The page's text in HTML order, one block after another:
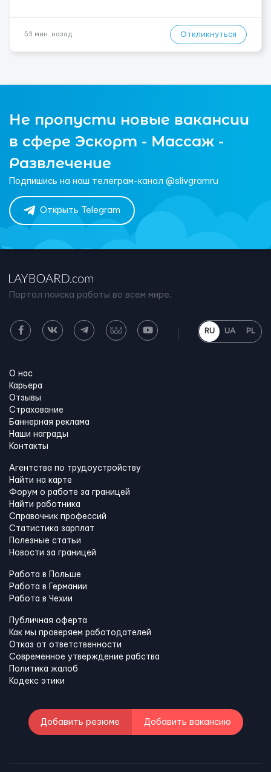
53 мин. назад Откликнуться
Не пропусти новые вакансии
в сфере Эскорт - Массаж -
Развлечение
Подпишись на наш телеграм-канал @slivgramru
Открыть Telegram
Портал поиска работы во всем мире.
RU UA PL
О нас
Карьера
Отзывы
Страхование
Баннерная реклама
Наши награды
Контакты
Агентства по трудоустройству
Найти на карте
Форум о работе за границей
Найти работника
Справочник профессий
Статистика зарплат
Полезные статьи
Новости за границей
Работа в Польше
Работа в Германии
Работа в Чехии
Публичная оферта
Как мы проверяем работодателей
Отказ от ответственности
Современное утверждение рабства
Политика жалоб
Кодекс этики
Добавить резюме Добавить вакансию